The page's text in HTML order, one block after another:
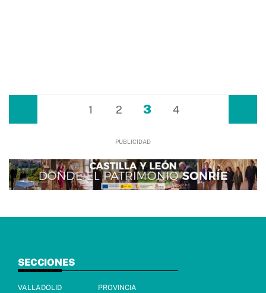
1 2 3 4
SECCIONES
VALLADOLID
PROVINCIA